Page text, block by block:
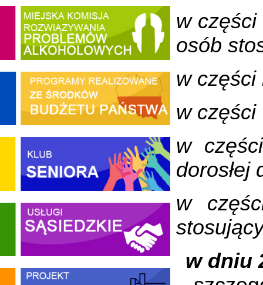
w części
osób
w części
w części
w części
dorosłej
w
w dniu